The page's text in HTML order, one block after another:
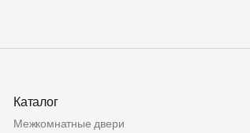
Каталог
Межкомнатные двери